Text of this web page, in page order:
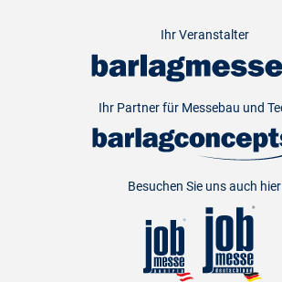
Ihr Veranstalter
Ihr Partner für Messebau und
Besuchen Sie uns auch hier